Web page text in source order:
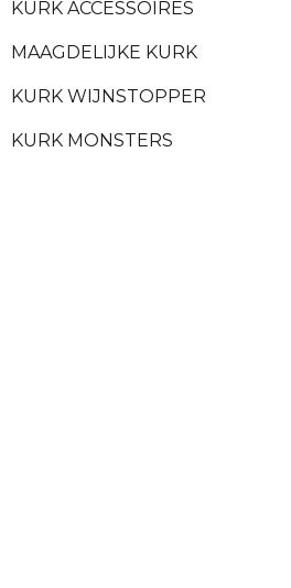
KURK ACCESSOIRES
MAAGDELIJKE KURK
KURK WIJNSTOPPER
KURK MONSTERS